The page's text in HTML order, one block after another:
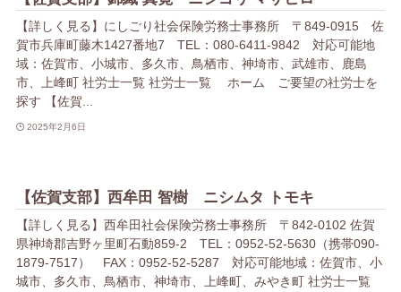
【詳しく見る】にしごり社会保険労務士事務所 〒849-0915 佐
賀市兵庫町藤木1427番地7 TEL：080-6411-9842 対応可能地
域：佐賀市、小城市、多久市、鳥栖市、神埼市、武雄市、鹿島
市、上峰町 社労士一覧 社労士一覧 ホーム ご要望の社労士を
探す 【佐賀...
2025年2月6日
【佐賀支部】西牟田 智樹 ニシムタ トモキ
【詳しく見る】西牟田社会保険労務士事務所 〒842-0102 佐賀
県神埼郡吉野ヶ里町石動859-2 TEL：0952-52-5630（携帯090-
1879-7517） FAX：0952-52-5287 対応可能地域：佐賀市、小
城市、多久市、鳥栖市、神埼市、上峰町、みやき町 社労士一覧